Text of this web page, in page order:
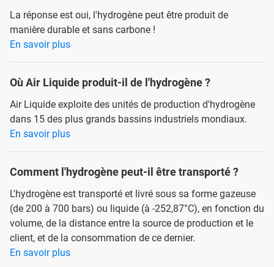
La réponse est oui, l'hydrogène peut être produit de
manière durable et sans carbone !
En savoir plus
Où Air Liquide produit-il de l'hydrogène ?
Air Liquide exploite des unités de production d'hydrogène
dans 15 des plus grands bassins industriels mondiaux.
En savoir plus
Comment l'hydrogène peut-il être transporté ?
L'hydrogène est transporté et livré sous sa forme gazeuse
(de 200 à 700 bars) ou liquide (à -252,87°C), en fonction du
volume, de la distance entre la source de production et le
client, et de la consommation de ce dernier.
En savoir plus